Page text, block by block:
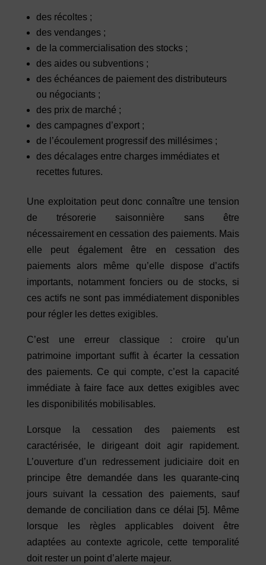
des récoltes ;
des vendanges ;
de la commercialisation des stocks ;
des aides ou subventions ;
des échéances de paiement des distributeurs
ou négociants ;
des prix de marché ;
des campagnes d’export ;
de l’écoulement progressif des millésimes ;
des décalages entre charges immédiates et
recettes futures.
Une exploitation peut donc connaître une tension
de trésorerie saisonnière sans être
nécessairement en cessation des paiements. Mais
elle peut également être en cessation des
paiements alors même qu’elle dispose d’actifs
importants, notamment fonciers ou de stocks, si
ces actifs ne sont pas immédiatement disponibles
pour régler les dettes exigibles.
C’est une erreur classique : croire qu’un
patrimoine important suffit à écarter la cessation
des paiements. Ce qui compte, c’est la capacité
immédiate à faire face aux dettes exigibles avec
les disponibilités mobilisables.
Lorsque la cessation des paiements est
caractérisée, le dirigeant doit agir rapidement.
L’ouverture d’un redressement judiciaire doit en
principe être demandée dans les quarante-cinq
jours suivant la cessation des paiements, sauf
demande de conciliation dans ce délai [5]. Même
lorsque les règles applicables doivent être
adaptées au contexte agricole, cette temporalité
doit rester un point d’alerte majeur.